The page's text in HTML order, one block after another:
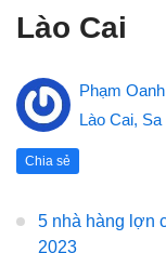
Lào Cai
Phạm Oanh
Lào Cai, Sa
Chia sẻ
5 nhà hàng lợn
2023